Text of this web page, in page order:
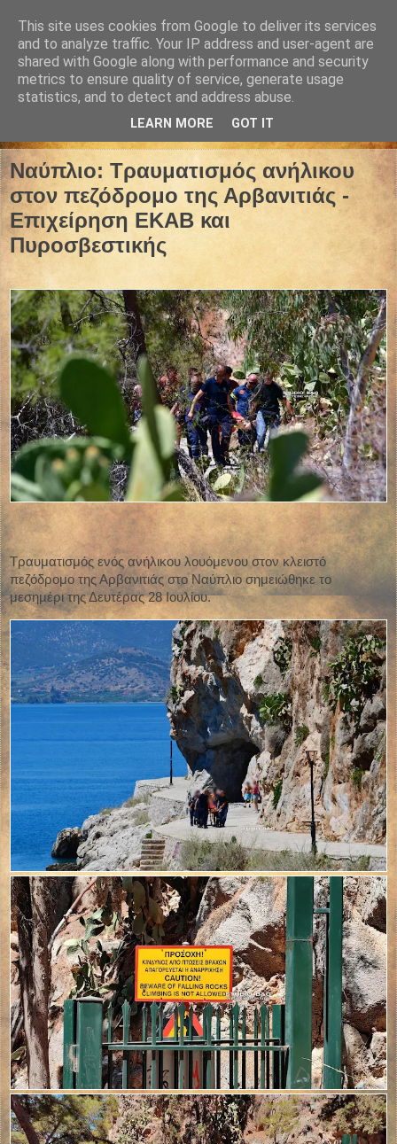
Ναύπλιο: Τραυματισμός ανήλικου
στον πεζόδρομο της Αρβανιτιάς -
Επιχείρηση ΕΚΑΒ και
Πυροσβεστικής
Τραυματισμός ενός ανήλικου λουόμενου στον κλειστό
πεζόδρομο της Αρβανιτιάς στο Ναύπλιο σημειώθηκε το
μεσημέρι της Δευτέρας 28 Ιουλίου.
This site uses cookies from Google to deliver its services
and to analyze traffic. Your IP address and user-agent are
shared with Google along with performance and security
metrics to ensure quality of service, generate usage
statistics, and to detect and address abuse.
LEARN MORE GOT IT